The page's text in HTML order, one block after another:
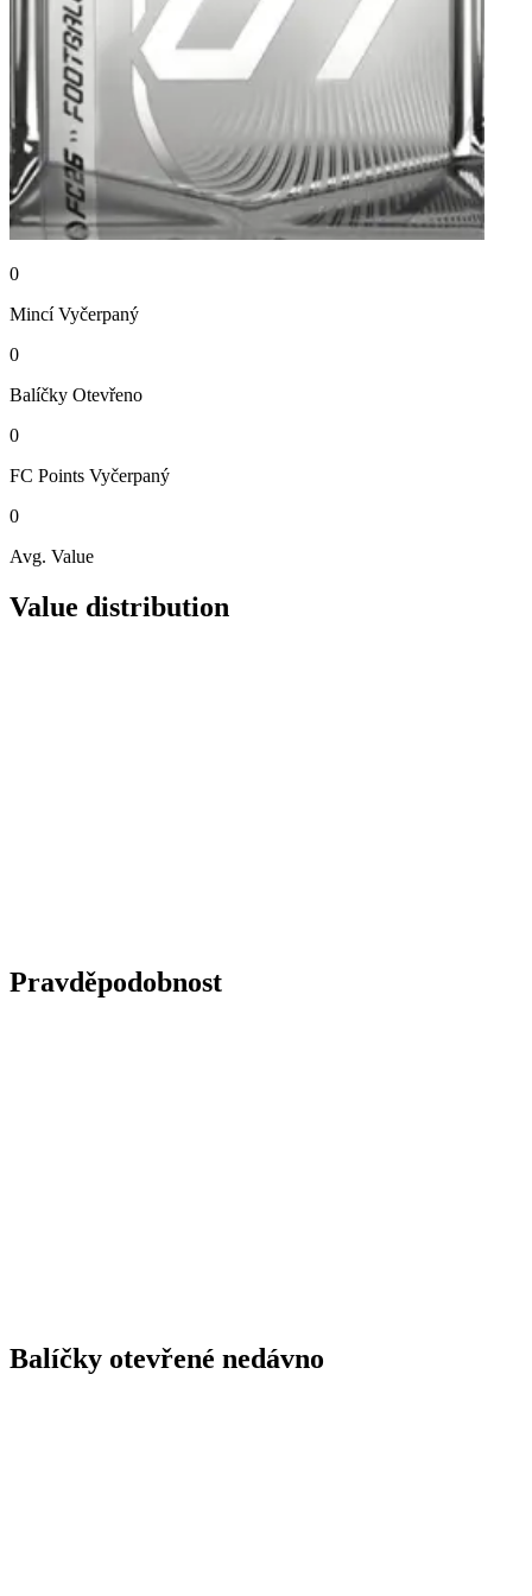
0
Mincí Vyčerpaný
0
Balíčky Otevřeno
0
FC Points Vyčerpaný
0
Avg. Value
Value distribution
Pravděpodobnost
Balíčky otevřené nedávno